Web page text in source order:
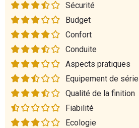
Sécurité
Budget
Confort
Conduite
Aspects pratiques
Equipement de série
Qualité de la finition
Fiabilité
Ecologie